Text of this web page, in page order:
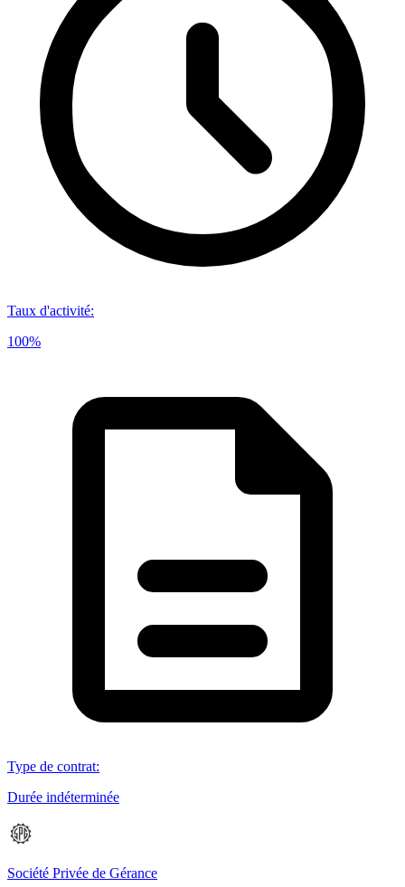
Taux d'activité:
100%
Type de contrat:
Durée indéterminée
Société Privée de Gérance